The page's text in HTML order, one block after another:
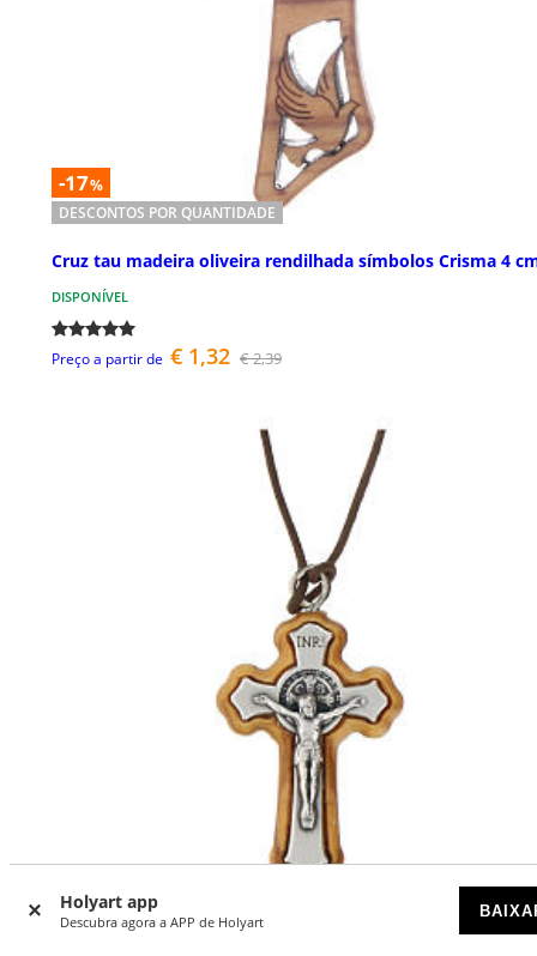
Holyart app
Descubra agora a APP de Holyart
-17%
DESCONTOS POR QUANTIDADE
Cruz tau madeira oliveira rendilhada símbolos Crisma 4
DISPONÍVEL
Preço a partir de € 1,32 € 2,39
-17%